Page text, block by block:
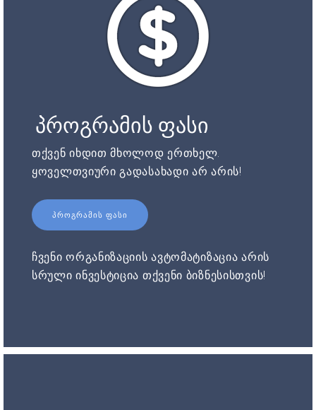
პროგრამის ფასი
თქვენ იხდით მხოლოდ ერთხელ.
ყოველთვიური გადასახადი არ არის!
ᲞᲠᲝᲒᲠᲐᲛᲘᲡ ᲤᲐᲡᲘ
ჩვენი ორგანიზაციის ავტომატიზაცია არის
სრული ინვესტიცია თქვენი ბიზნესისთვის!